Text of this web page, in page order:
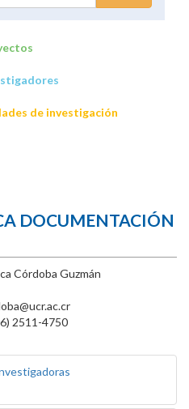
de investigación
DOCUMENTACIÓN
Córdoba Guzmán
2511-4750